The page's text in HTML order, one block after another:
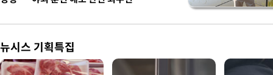
뉴시스 기획특집